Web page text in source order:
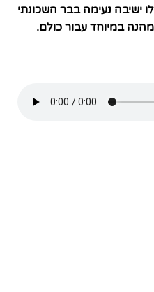
ישיבה נעימה בבר השכונתי
במיוחד עבור כולם.